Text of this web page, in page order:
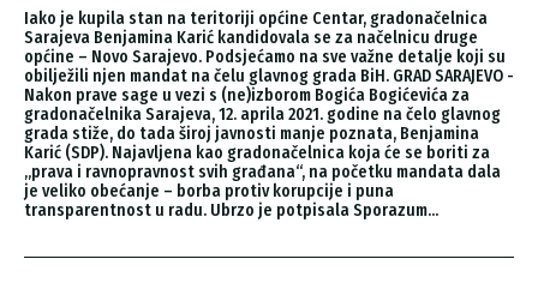
Iako je kupila stan na teritoriji općine Centar, gradonačelnica
Sarajeva Benjamina Karić kandidovala se za načelnicu druge
općine – Novo Sarajevo. Podsjećamo na sve važne detalje koji su
obilježili njen mandat na čelu glavnog grada BiH. GRAD SARAJEVO -
Nakon prave sage u vezi s (ne)izborom Bogića Bogićevića za
gradonačelnika Sarajeva, 12. aprila 2021. godine na čelo glavnog
grada stiže, do tada široj javnosti manje poznata, Benjamina
Karić (SDP). Najavljena kao gradonačelnica koja će se boriti za
„prava i ravnopravnost svih građana“, na početku mandata dala
je veliko obećanje – borba protiv korupcije i puna
transparentnost u radu. Ubrzo je potpisala Sporazum...